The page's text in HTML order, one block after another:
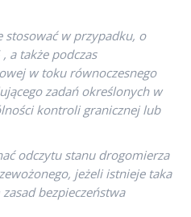
stosować w przypadku, o
a także podczas
w toku równoczesnego
zadań określonych w
kontroli granicznej lub
odczytu stanu drogomierza
jeżeli istnieje taka
bezpieczeństwa